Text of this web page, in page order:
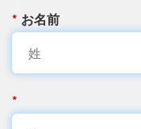
* お名前
*